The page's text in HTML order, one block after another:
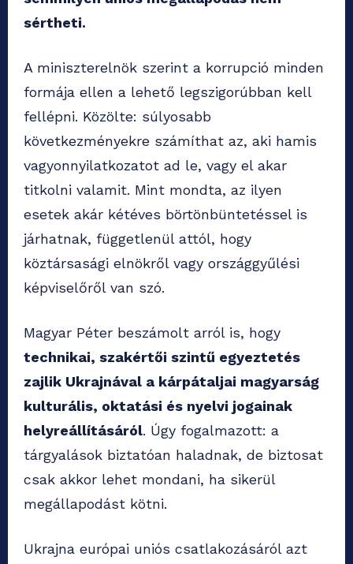
sértheti.
A miniszterelnök szerint a korrupció minden
formája ellen a lehető legszigorúbban kell
fellépni. Közölte: súlyosabb
következményekre számíthat az, aki hamis
vagyonnyilatkozatot ad le, vagy el akar
titkolni valamit. Mint mondta, az ilyen
esetek akár kétéves börtönbüntetéssel is
járhatnak, függetlenül attól, hogy
köztársasági elnökről vagy országgyűlési
képviselőről van szó.
Magyar Péter beszámolt arról is, hogy
technikai, szakértői szintű egyeztetés
zajlik Ukrajnával a kárpátaljai magyarság
kulturális, oktatási és nyelvi jogainak
helyreállításáról. Úgy fogalmazott: a
tárgyalások biztatóan haladnak, de biztosat
csak akkor lehet mondani, ha sikerül
megállapodást kötni.
Ukrajna európai uniós csatlakozásáról azt